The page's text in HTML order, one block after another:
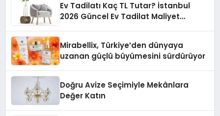
Ev Tadilatı Kaç TL Tutar? İstanbul
2026 Güncel Ev Tadilat Maliyet
Mirabellix, Türkiye’den dünyaya
uzanan güçlü büyümesini sürdürüyor
Doğru Avize Seçimiyle Mekânlara
Değer Katın